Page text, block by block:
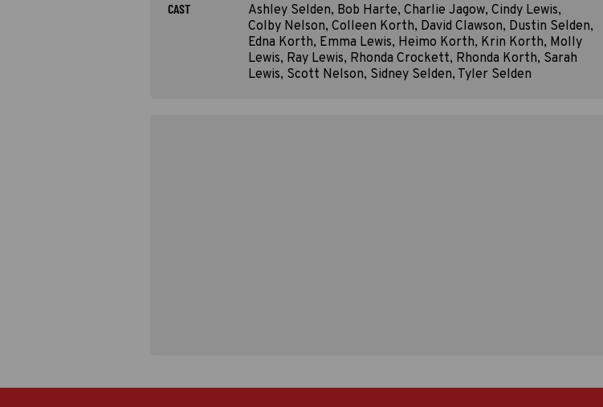
CAST
Ashley Selden, Bob Harte, Charlie Jagow, Cindy Lewis,
Colby Nelson, Colleen Korth, David Clawson, Dustin Selden,
Edna Korth, Emma Lewis, Heimo Korth, Krin Korth, Molly
Lewis, Ray Lewis, Rhonda Crockett, Rhonda Korth, Sarah
Lewis, Scott Nelson, Sidney Selden, Tyler Selden